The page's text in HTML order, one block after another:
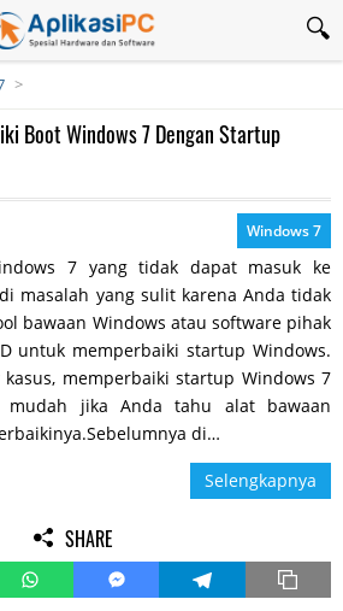
Boot Windows 7 Dengan Startup
Windows 7
7 yang tidak dapat masuk ke
masalah yang sulit karena Anda tidak
bawaan Windows atau software pihak
untuk memperbaiki startup Windows.
memperbaiki startup Windows 7
mudah jika Anda tahu alat bawaan
di…
Selengkapnya
SHARE